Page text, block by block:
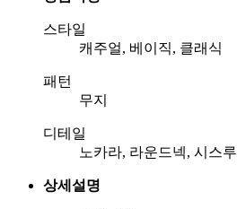
스타일
캐주얼, 베이직, 클래식
패턴
무지
디테일
노카라, 라운드넥, 시스루
상세설명